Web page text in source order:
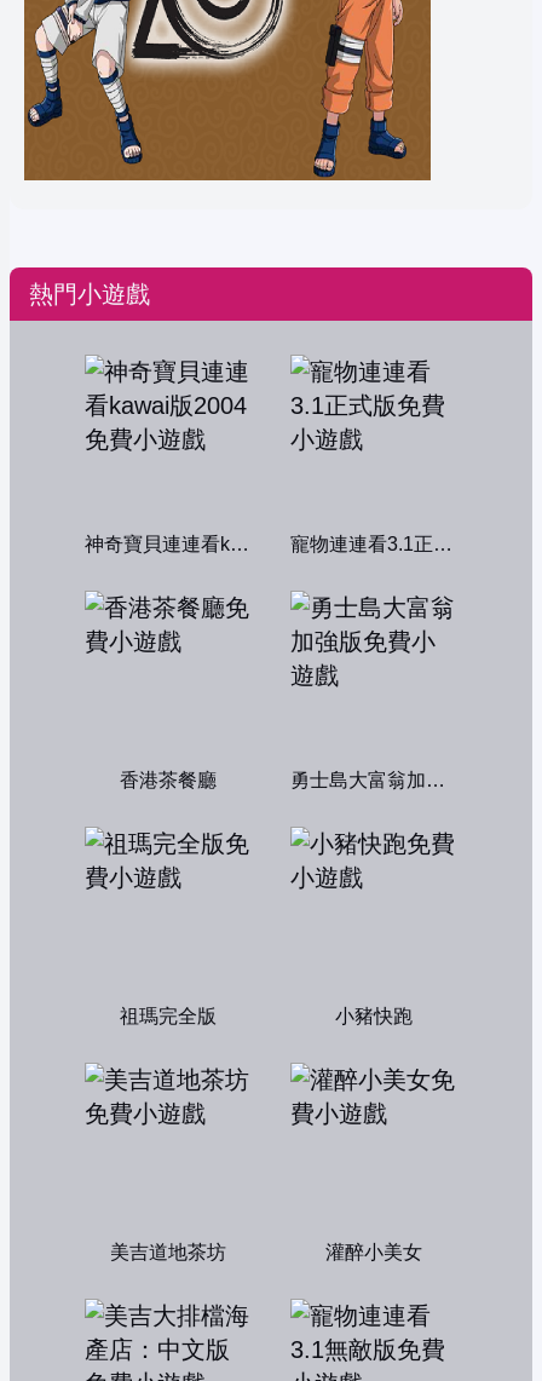
熱門小遊戲
神奇寶貝連連看kawai版2004 寵物連連看3.1正式版
香港茶餐廳 勇士島大富翁加強版
祖瑪完全版 小豬快跑
美吉道地茶坊 灌醉小美女